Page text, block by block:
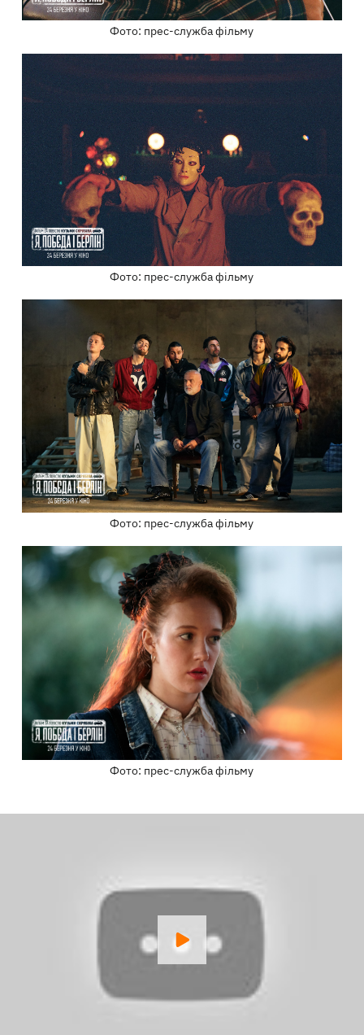
Фото: прес-служба фільму
Фото: прес-служба фільму
Фото: прес-служба фільму
Фото: прес-служба фільму